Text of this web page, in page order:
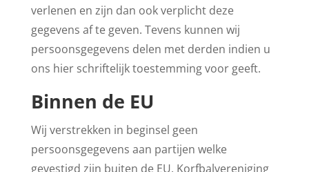
verlenen en zijn dan ook verplicht deze
gegevens af te geven. Tevens kunnen wij
persoonsgegevens delen met derden indien u
ons hier schriftelijk toestemming voor geeft.
Binnen de EU
Wij verstrekken in beginsel geen
persoonsgegevens aan partijen welke
gevestigd zijn buiten de EU. Korfbalvereniging